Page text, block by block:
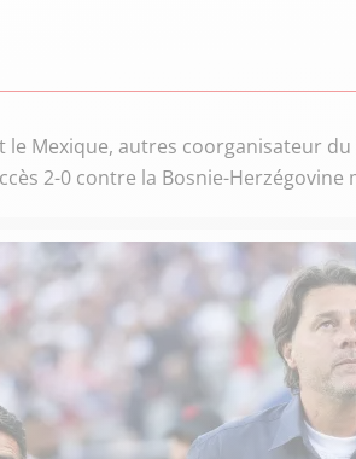
le Mexique, autres coorganisateur
2-0 contre la Bosnie-Herzégovine